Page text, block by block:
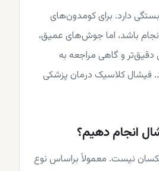
دارد. برای کومدون‌های
باشد، اما جوش‌های عمیق،
دقیق‌تر و گاهی مراجعه به
فیشال کلاسیک درمان پزشکی
انجام دهیم؟
نیست. معمولاً براساس نوع